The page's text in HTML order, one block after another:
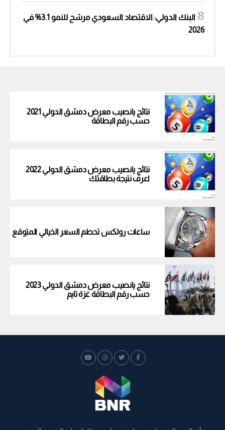
البنك الدولي: الاقتصاد السعودي مرشح للنمو 3.1% في
2026
نتائج يانصيب معرض دمشق الدولي 2021
حسب رقم البطاقة
نتائج يانصيب معرض دمشق الدولي 2022
اعرف نتيجة بطاقتك
ساعات رولكس تحطم السعر الخيالي المتوقع
نتائج يانصيب معرض دمشق الدولي 2023
حسب رقم البطاقة غزة تايم